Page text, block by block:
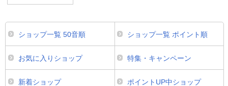
ショップ一覧 50音順 ショップ一覧 ポイント順
お気に入りショップ 特集・キャンペーン
新着ショップ ポイントUP中ショップ